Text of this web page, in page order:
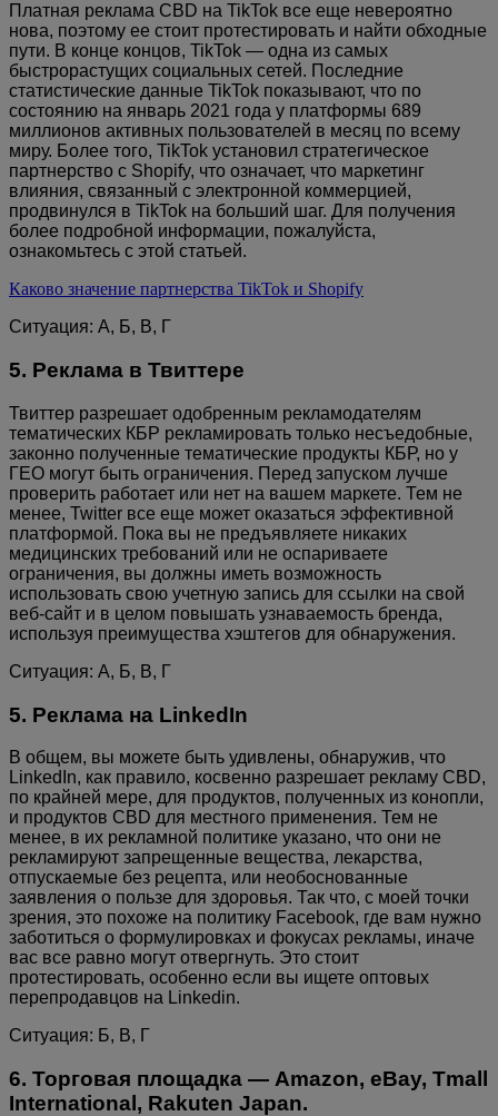
Платная реклама CBD на TikTok все еще невероятно
нова, поэтому ее стоит протестировать и найти обходные
пути. В конце концов, TikTok — одна из самых
быстрорастущих социальных сетей. Последние
статистические данные TikTok показывают, что по
состоянию на январь 2021 года у платформы 689
миллионов активных пользователей в месяц по всему
миру. Более того, TikTok установил стратегическое
партнерство с Shopify, что означает, что маркетинг
влияния, связанный с электронной коммерцией,
продвинулся в TikTok на больший шаг. Для получения
более подробной информации, пожалуйста,
ознакомьтесь с этой статьей.
Каково значение партнерства TikTok и Shopify
Ситуация: А, Б, В, Г
5. Реклама в Твиттере
Твиттер разрешает одобренным рекламодателям
тематических КБР рекламировать только несъедобные,
законно полученные тематические продукты КБР, но у
ГЕО могут быть ограничения. Перед запуском лучше
проверить работает или нет на вашем маркете. Тем не
менее, Twitter все еще может оказаться эффективной
платформой. Пока вы не предъявляете никаких
медицинских требований или не оспариваете
ограничения, вы должны иметь возможность
использовать свою учетную запись для ссылки на свой
веб-сайт и в целом повышать узнаваемость бренда,
используя преимущества хэштегов для обнаружения.
Ситуация: А, Б, В, Г
5. Реклама на LinkedIn
В общем, вы можете быть удивлены, обнаружив, что
LinkedIn, как правило, косвенно разрешает рекламу CBD,
по крайней мере, для продуктов, полученных из конопли,
и продуктов CBD для местного применения. Тем не
менее, в их рекламной политике указано, что они не
рекламируют запрещенные вещества, лекарства,
отпускаемые без рецепта, или необоснованные
заявления о пользе для здоровья. Так что, с моей точки
зрения, это похоже на политику Facebook, где вам нужно
заботиться о формулировках и фокусах рекламы, иначе
вас все равно могут отвергнуть. Это стоит
протестировать, особенно если вы ищете оптовых
перепродавцов на Linkedin.
Ситуация: Б, В, Г
6. Торговая площадка — Amazon, eBay, Tmall
International, Rakuten Japan.